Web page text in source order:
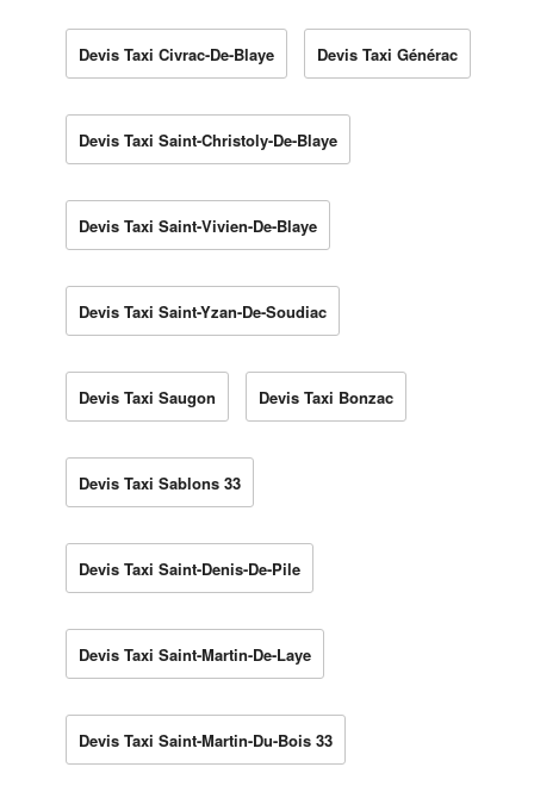
Devis Taxi Civrac-De-Blaye Devis Taxi Générac
Devis Taxi Saint-Christoly-De-Blaye
Devis Taxi Saint-Vivien-De-Blaye
Devis Taxi Saint-Yzan-De-Soudiac
Devis Taxi Saugon Devis Taxi Bonzac
Devis Taxi Sablons 33
Devis Taxi Saint-Denis-De-Pile
Devis Taxi Saint-Martin-De-Laye
Devis Taxi Saint-Martin-Du-Bois 33